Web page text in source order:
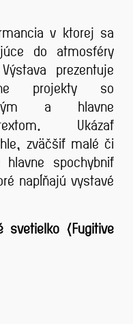
v ktorej sa
do atmosféry
prezentuje
projekty so
a hlavne
Ukázať
zväčšiť malé či
spochybniť
napĺňajú vystavé
svetielko (Fugitive